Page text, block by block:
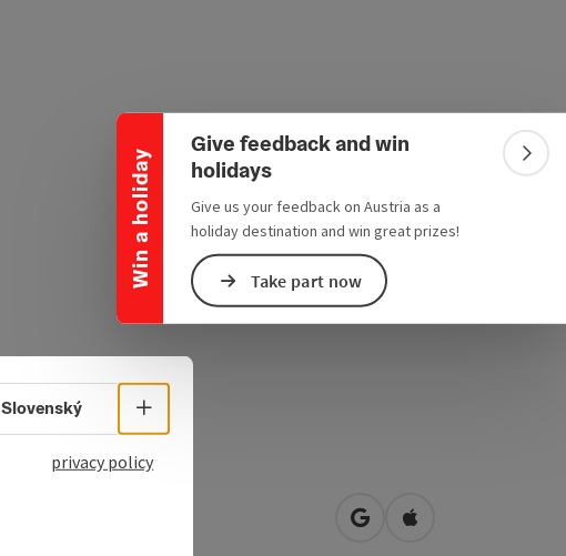
Win a holiday
Collapse banner
Give feedback and win
holidays
Give us your feedback on Austria as a
holiday destination and win great prizes!
Take part now
open in Google Maps
Open in Apple
Select language - Open menu
Slovenský
privacy policy